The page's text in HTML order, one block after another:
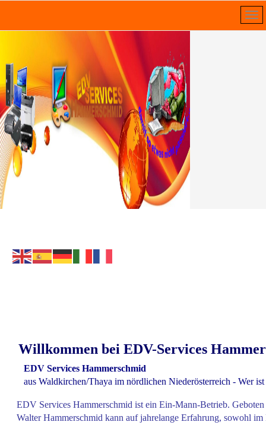
Willkommen bei EDV-Services
EDV Services Hammerschmid
aus Waldkirchen/Thaya im nördlichen Niederösterreich - Wer ist
EDV Services Hammerschmid ist ein Ein-Mann-Betrieb.
Walter Hammerschmid kann aufjahrelange Erfahrung, sowohl im